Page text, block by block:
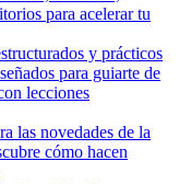
para acelerar tu
y prácticos
para guiarte de
lecciones
las novedades de la
cómo hacen